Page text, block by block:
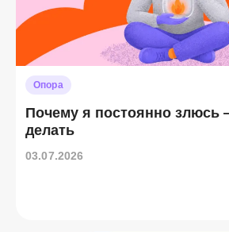
Опора
Почему я постоянно злюсь
делать
03.07.2026